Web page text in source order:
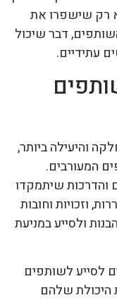
רק שישפרו את
דבר שיכול
עתידיים.
והיעילה ביותר,
המעורבים.
והדרכות שיתמקדו
וזכויות וחובות
ולסייע במניעת
לסייע לשותפים
היכולת שלהם